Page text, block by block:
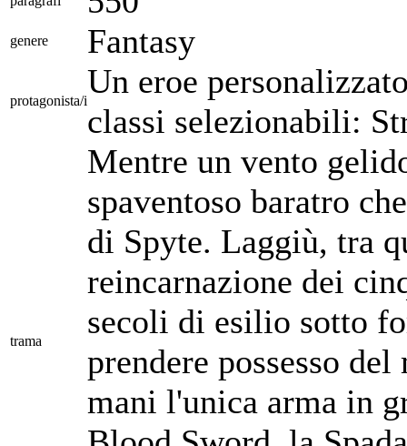
genere Fantasy
protagonista/i
Un eroe
classi selezionabili:
trama
Mentre un vento
spaventoso baratro
di Spyte. Laggiù, tra
reincarnazione dei
secoli di esilio sotto
prendere possesso
mani l'unica arma in